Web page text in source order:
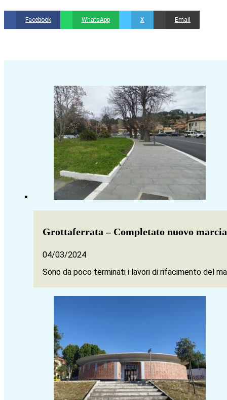
Facebook WhatsApp X Email
Grottaferrata – Completato nuovo
04/03/2024
Sono da poco terminati i lavori di rifacimento del